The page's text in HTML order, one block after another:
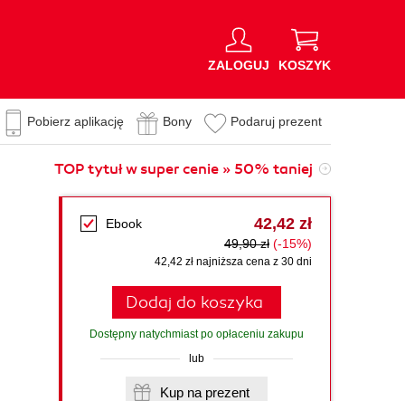
ZALOGUJ KOSZYK
Pobierz aplikację Bony Podaruj prezent
TOP tytuł w super cenie » 50% taniej
Ebook 42,42 zł
49,90 zł (-15%)
42,42 zł najniższa cena z 30 dni
Dodaj do koszyka
Dostępny natychmiast po opłaceniu zakupu
lub
Kup na prezent